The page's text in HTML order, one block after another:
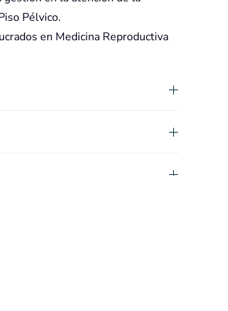
Pélvico.
en Medicina Reproductiva